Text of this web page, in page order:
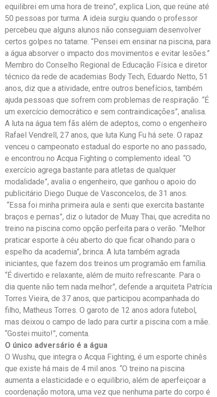
equilibrei em uma hora de treino”, explica Lion, que reúne até
50 pessoas por turma. A ideia surgiu quando o professor
percebeu que alguns alunos não conseguiam desenvolver
certos golpes no tatame. “Pensei em ensinar na piscina, para
a água absorver o impacto dos movimentos e evitar lesões.”
Membro do Conselho Regional de Educação Física e diretor
técnico da rede de academias Body Tech, Eduardo Netto, 51
anos, diz que a atividade, entre outros benefícios, também
ajuda pessoas que sofrem com problemas de respiração. “É
um exercício democrático e sem contraindicações”, analisa.
A luta na água tem fãs além de adeptos, como o engenheiro
Rafael Vendrell, 27 anos, que luta Kung Fu há sete. O rapaz
venceu o campeonato estadual do esporte no ano passado,
e encontrou no Acqua Fighting o complemento ideal. “O
exercício agrega bastante para atletas de qualquer
modalidade”, avalia o engenheiro, que ganhou o apoio do
publicitário Diego Duque de Vasconcelos, de 31 anos.
“Essa foi minha primeira aula e senti que exercita bastante
braços e pernas”, diz o lutador de Muay Thai, que acredita no
treino na piscina como opção perfeita para o verão. “Melhor
praticar esporte à céu aberto do que ficar olhando para o
espelho da academia”, brinca. A luta também agrada
iniciantes, que fazem dos treinos um programão em família.
“É divertido e relaxante, além de muito refrescante. Para o
dia quente não tem nada melhor”, defende a arquiteta Patrícia
Torres Vieira, de 37 anos, que participou acompanhada do
filho, Matheus Torres. O garoto de 12 anos adora futebol,
mas deixou o campo de lado para curtir a piscina com a mãe.
“Gostei muito!”, comenta.
O único adversário é a água
O Wushu, que integra o Acqua Fighting, é um esporte chinês
que existe há mais de 4 mil anos. “O treino na piscina
aumenta a elasticidade e o equilíbrio, além de aperfeiçoar a
coordenação motora, uma vez que nenhuma parte do corpo é